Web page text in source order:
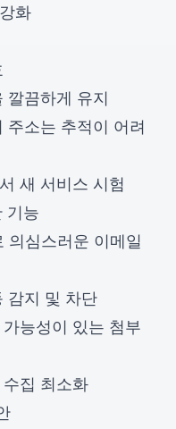
화
깔끔하게 유지
주소는 추적이 어려
새 서비스 시험
기능
의심스러운 이메일
감지 및 차단
능성이 있는 첨부
집 최소화